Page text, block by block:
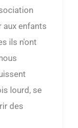
aux enfants
ils n'ont
lourd, se
des